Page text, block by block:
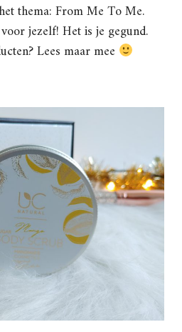
thema: From Me To Me.
jezelf! Het is je gegund.
Lees maar mee